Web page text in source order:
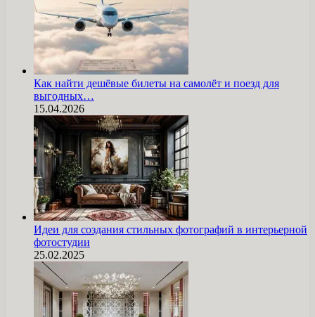
Как найти дешёвые билеты на самолёт и поезд для
выгодных…
15.04.2026
Идеи для создания стильных фотографий в интерьерной
фотостудии
25.02.2025